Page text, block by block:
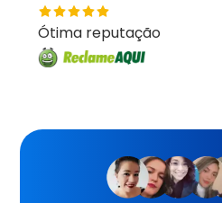
Ótima reputação